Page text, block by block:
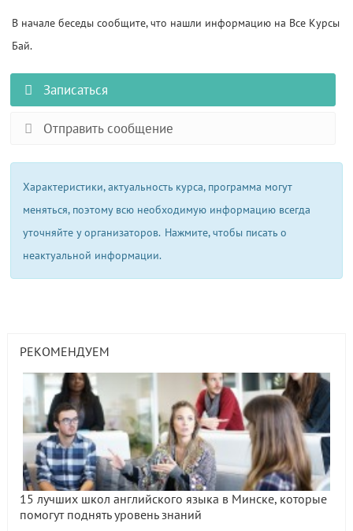
В начале беседы сообщите, что нашли информацию на Все Курсы
Бай.
Записаться
Отправить сообщение
Характеристики, актуальность курса, программа могут
меняться, поэтому всю необходимую информацию всегда
уточняйте у организаторов. Нажмите, чтобы писать о
неактуальной информации.
РЕКОМЕНДУЕМ
15 лучших школ английского языка в Минске, которые
помогут поднять уровень знаний